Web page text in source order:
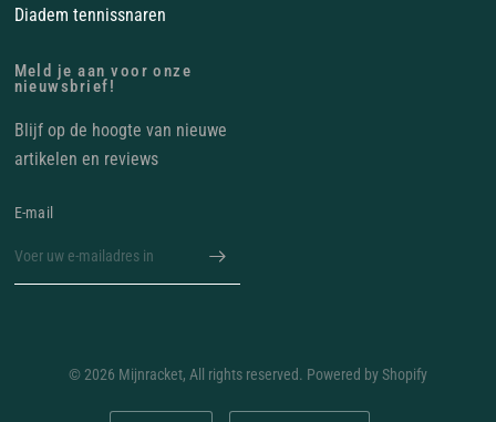
Diadem tennissnaren
Meld je aan voor onze
nieuwsbrief!
Blijf op de hoogte van nieuwe
artikelen en reviews
E‑mail
© 2026 Mijnracket, All rights reserved. Powered by Shopify